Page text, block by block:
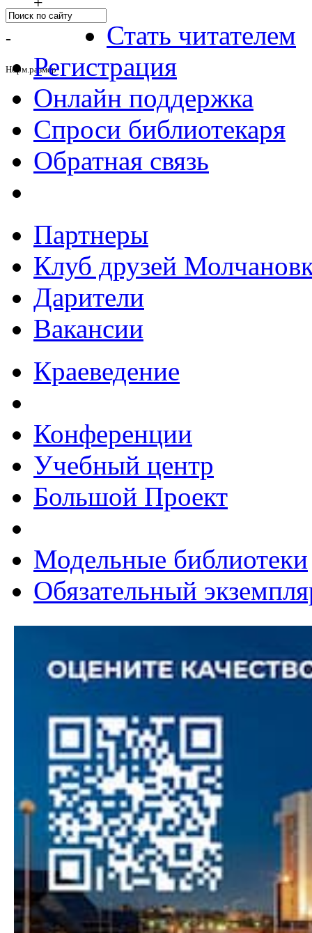
-
Норм.размер
Стать читателем
Регистрация
Онлайн поддержка
Спроси библиотекаря
Обратная связь
Партнеры
Клуб друзей
Дарители
Вакансии
Краеведение
Конференции
Учебный центр
Большой Проект
Модельные библиотеки
Обязательный